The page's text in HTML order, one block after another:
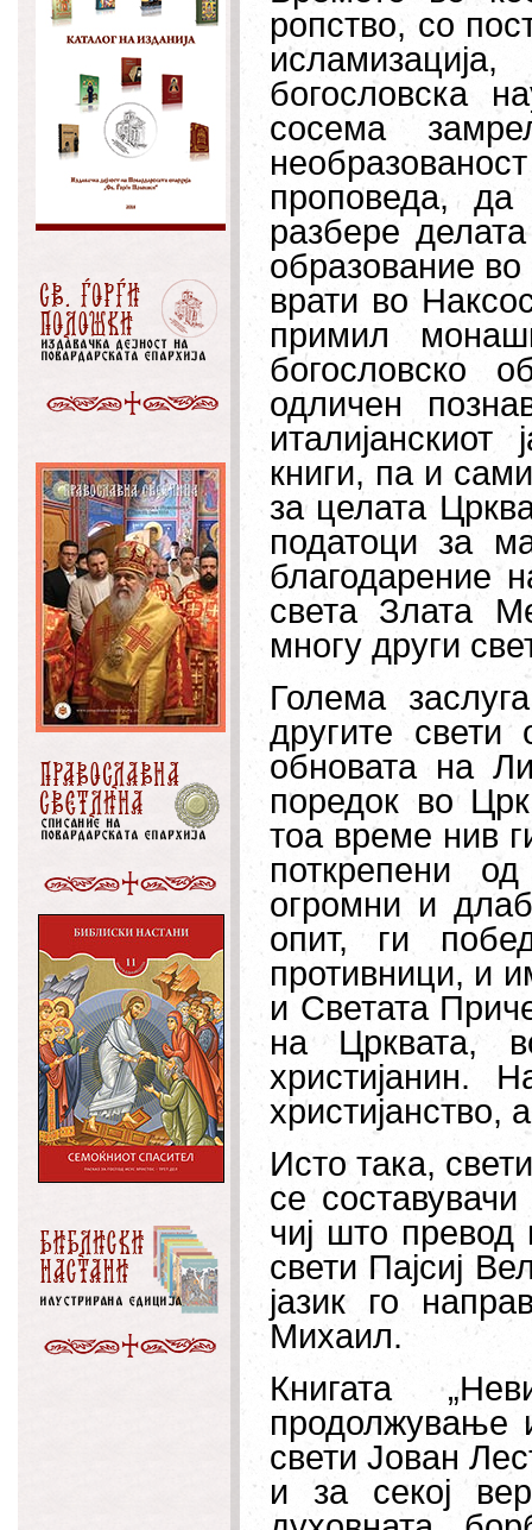
ропство, со
богословска
сосема
проповеда,
разбере
образование
врати во
примил
богословско
одличен
книги, па и
за целата
податоци за
благодарение
света Злата
многу други
Голема
другите
обновата на
поредок во
тоа време нив
поткрепени
огромни и
опит, ги
противници, и
и Светата
на Црквата,
христијанин.
христијанство,
Исто така,
се
чиј што превод
свети Пајсиј
јазик го
Михаил.
Книгата
продолжување
свети Јован
и за секој